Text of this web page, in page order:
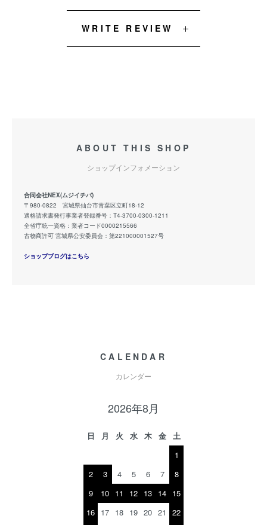
WRITE REVIEW
ABOUT THIS SHOP
ショップインフォメーション
合同会社NEX(ムジイチバ)
〒980-0822 宮城県仙台市青葉区立町18-12
適格請求書発行事業者登録番号：T4-3700-0300-1211
全省庁統一資格：業者コード0000215566
古物商許可 宮城県公安委員会：第221000001527号
ショップブログはこちら
CALENDAR
カレンダー
2026年8月
日 月 火 水 木 金
土
1
2
3 4 5 6 7
8
9
10 11 12 13 14 15
16 17 18 19 20 21
22